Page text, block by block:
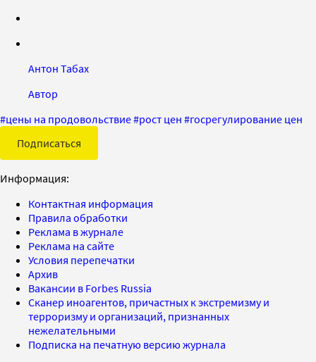
Антон Табах
Автор
#цены на продовольствие#рост цен #госрегулирование цен
Подписаться
Информация:
Контактная информация
Правила обработки
Реклама в журнале
Реклама на сайте
Условия перепечатки
Архив
Вакансии в Forbes Russia
Сканер иноагентов, причастных к экстремизму и
терроризму и организаций, признанных
нежелательными
Подписка на печатную версию журнала